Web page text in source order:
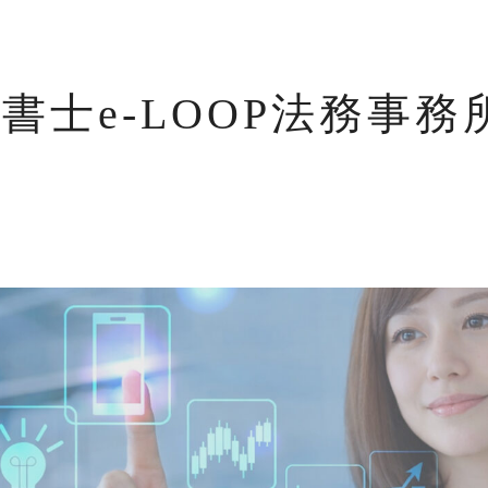
士e-LOOP法務事務